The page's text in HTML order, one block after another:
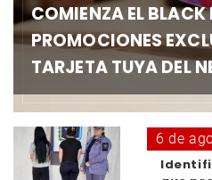
COMIENZA EL
PROMOCIONES
TARJETA TUYA DEL
6 de